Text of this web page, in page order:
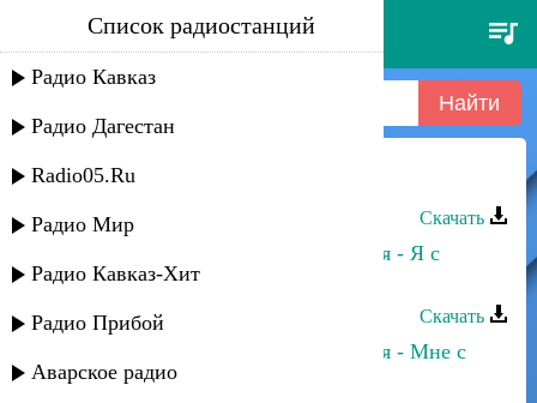
магамет дзыбов - цунами
Список радиостанций
Радио Кавказ
Радио Дагестан
Radio05.Ru
Радио Мир
Радио Кавказ-Хит
Радио Прибой
Аварское радио
Магамет Дзыбов - Не моя
Скачать
Магамет Дзыбов, Анна Бершадская - Я с
тобою
Скачать
Магамет Дзыбов, Анна Бершадская - Мне с
тобою повезло